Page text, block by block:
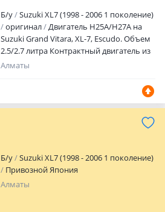
Б/y
Suzuki XL7 (1998 - 2006 1 поколение)
оригинал
Двигатель H25A/H27A на
Suzuki Grand Vitara, XL-7, Escudo. Объем
2.5/2.7 литра Контрактный двигатель из
Японии. Артикул 300 (Двигатель Аш25А
Ескудо. Обьем 2.5 литра. Мотор/Матор
из Японии) * В отличном состоянии без
пробега по РК * Установка в нашем
двигателя (вскрытие поддона,
клаппаных крышек, эндоскопирование).
* Звoнитe/пишите, paсcкaжeм
Алматы
Б/y
Suzuki XL7 (1998 - 2006 1 поколение)
Привозной Япония
Алматы